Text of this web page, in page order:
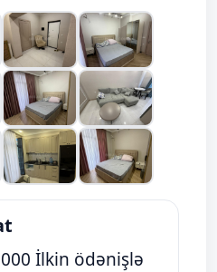
İlkin ödənişlə